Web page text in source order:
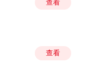
查看
查看